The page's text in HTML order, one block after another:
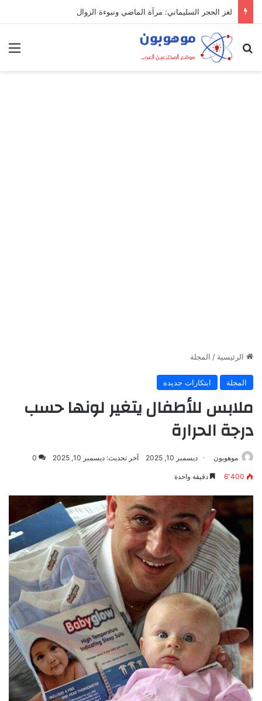
لغز الحجر السليماني: مرآة الماضي ونبوءة الزوال
بحث عن
الرئيسية / المجلة
المجلة ابتكارات جديده
ملابس للأطفال يتغير لونها حسب
درجة الحرارة
موهوبون ديسمبر 10, 2025 آخر تحديث: ديسمبر 10, 2025 0
6٬400 دقيقة واحدة